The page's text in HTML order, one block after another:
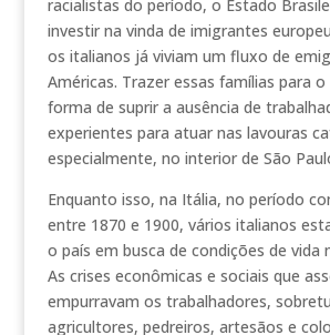
racialistas do período, o Estado
investir na vinda de imigrantes
os italianos já viviam um fluxo de
Américas. Trazer essas famílias para
forma de suprir a ausência de
experientes para atuar nas lavouras
especialmente, no interior de São
Enquanto isso, na Itália, no período
entre 1870 e 1900, vários italianos
o país em busca de condições de vida
As crises econômicas e sociais que
empurravam os trabalhadores,
agricultores, pedreiros, artesãos e